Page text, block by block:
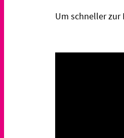
Um schneller zur